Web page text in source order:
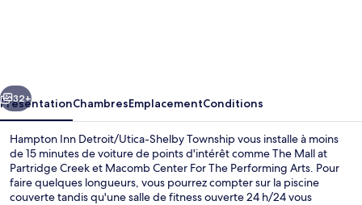
Township
Suivant
32+
PrésentationChambresEmplacementConditions
Hampton Inn Detroit/Utica-Shelby Township vous installe à moins
de 15 minutes de voiture de points d'intérêt comme The Mall at
Partridge Creek et Macomb Center For The Performing Arts. Pour
faire quelques longueurs, vous pourrez compter sur la piscine
couverte tandis qu'une salle de fitness ouverte 24 h/24 vous